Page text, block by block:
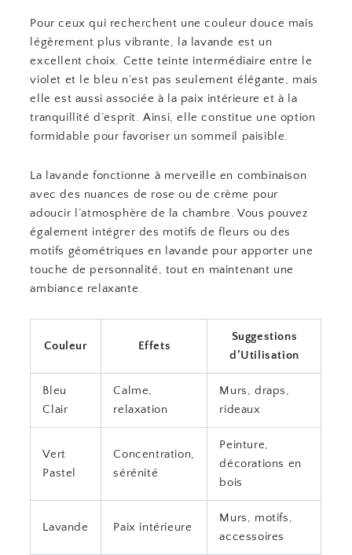
Pour ceux qui recherchent une couleur douce mais
légèrement plus vibrante, la lavande est un
excellent choix. Cette teinte intermédiaire entre le
violet et le bleu n’est pas seulement élégante, mais
elle est aussi associée à la paix intérieure et à la
tranquillité d’esprit. Ainsi, elle constitue une option
formidable pour favoriser un sommeil paisible.
La lavande fonctionne à merveille en combinaison
avec des nuances de rose ou de crème pour
adoucir l’atmosphère de la chambre. Vous pouvez
également intégrer des motifs de fleurs ou des
motifs géométriques en lavande pour apporter une
touche de personnalité, tout en maintenant une
ambiance relaxante.
Couleur Effets
Suggestions
d’Utilisation
Bleu
Clair
Calme,
relaxation
Murs, draps,
rideaux
Vert
Pastel
Concentration,
sérénité
Peinture,
décorations en
bois
Lavande Paix intérieure
Murs, motifs,
accessoires